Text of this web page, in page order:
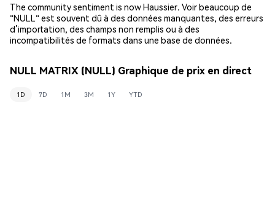
The community sentiment is now Haussier. Voir beaucoup de
"NULL" est souvent dû à des données manquantes, des erreurs
d’importation, des champs non remplis ou à des
incompatibilités de formats dans une base de données.
NULL MATRIX (NULL) Graphique de prix en direct
1D 7D 1M 3M 1Y YTD